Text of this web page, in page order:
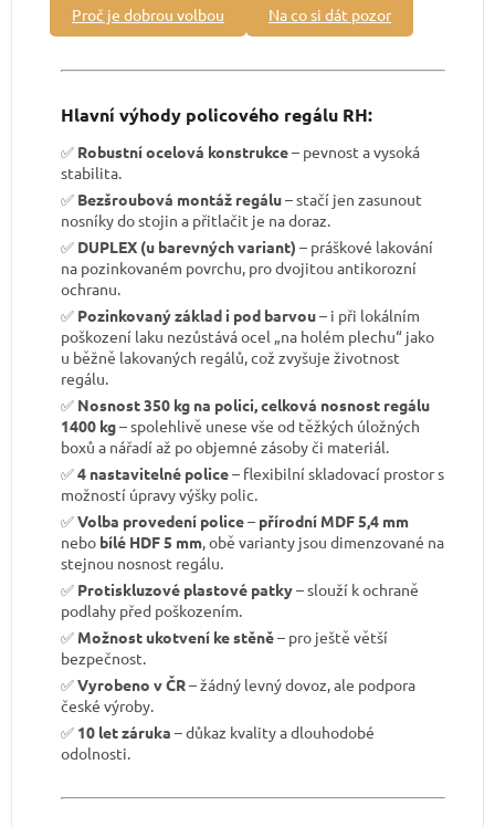
Proč je dobrou volbou Na co si dát pozor
Hlavní výhody policového regálu RH:
✅ Robustní ocelová konstrukce– pevnost a vysoká
stabilita.
✅ Bezšroubová montáž regálu– stačí jen zasunout
nosníky do stojin a přitlačit je na doraz.
✅ DUPLEX (u barevných variant) – práškové lakování
na pozinkovaném povrchu, pro dvojitou antikorozní
ochranu.
✅ Pozinkovaný základ i pod barvou– i při lokálním
poškození laku nezůstává ocel „na holém plechu“ jako
u běžně lakovaných regálů, což zvyšuje životnost
regálu.
✅ Nosnost 350 kg na polici, celková nosnost regálu
1400 kg– spolehlivě unese vše od těžkých úložných
boxů a nářadí až po objemné zásoby či materiál.
✅4 nastavitelné police– flexibilní skladovací prostor s
možností úpravy výšky polic.
✅Volba provedení police– přírodní MDF 5,4 mm
nebo bílé HDF 5 mm, obě varianty jsou dimenzované na
stejnou nosnost regálu.
✅ Protiskluzové plastové patky– slouží k ochraně
podlahy před poškozením.
✅ Možnost ukotvení ke stěně– pro ještě větší
bezpečnost.
✅Vyrobeno v ČR– žádný levný dovoz, ale podpora
české výroby.
✅ 10 let záruka – důkaz kvality a dlouhodobé
odolnosti.